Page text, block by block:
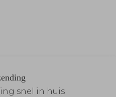
snel in huis